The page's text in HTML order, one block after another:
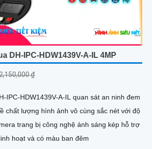
DH-IPC-HDW1439V-A-IL 4MP
₫
IPC-HDW1439V-A-IL quan sát an ninh đem
chất lượng hình ảnh vô cùng sắc nét với độ
hoạt và có màu ban đêm